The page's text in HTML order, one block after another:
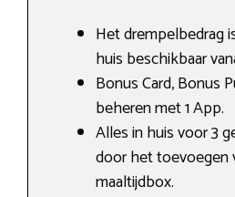
Het drempelbedrag
huis beschikbaar
Bonus Card, Bonus
beheren met 1 App.
Alles in huis voor 3
door het toevoegen
maaltijdbox.